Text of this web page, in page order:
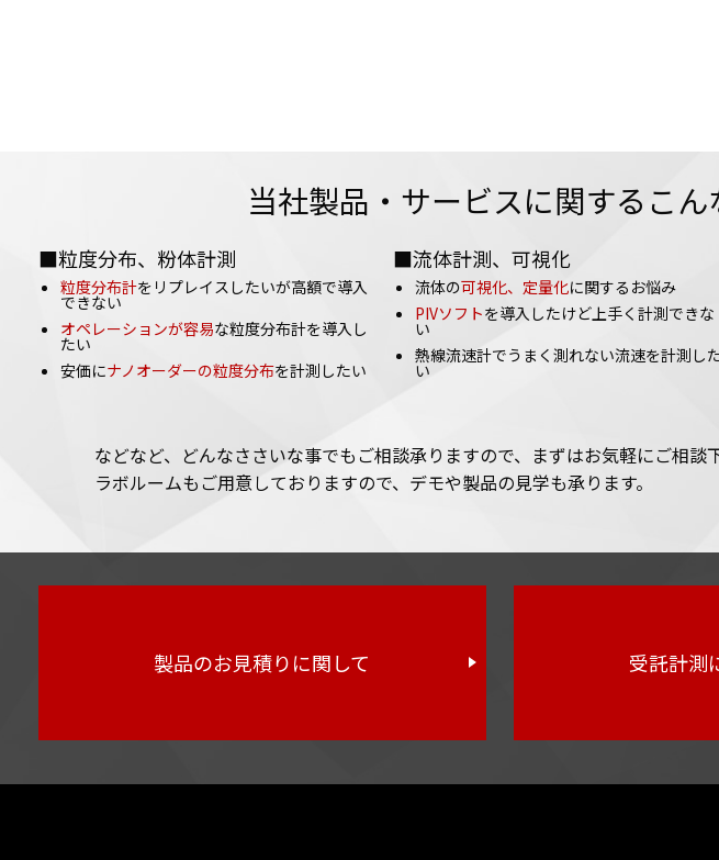
当社製品・サービスに関するこ
■粒度分布、粉体計測
粒度分布計をリプレイスしたいが高額で導入
できない
オペレーションが容易な粒度分布計を導入し
たい
安価にナノオーダーの粒度分布を計測したい
■流体計測、可視化
流体の可視化、定量化に関するお悩み
PIVソフトを導入したけど上手く計測できな
い
熱線流速計でうまく測れない流速を計測し
い
などなど、どんなささいな事でもご相談承りますので、まずはお気軽にご相談
ラボルームもご用意しておりますので、デモや製品の見学も承ります。
製品のお見積りに関して 受託計測